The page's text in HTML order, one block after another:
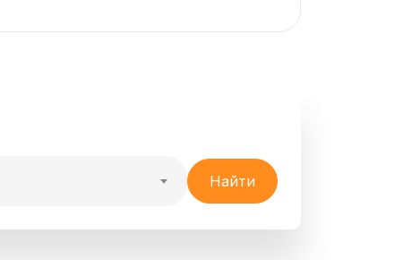
Найти